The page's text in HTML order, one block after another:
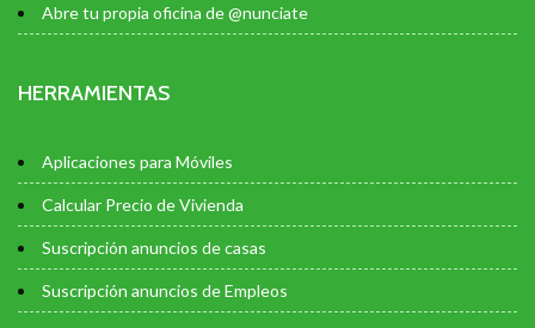
Abre tu propia oficina de @nunciate
HERRAMIENTAS
Aplicaciones para Móviles
Calcular Precio de Vivienda
Suscripción anuncios de casas
Suscripción anuncios de Empleos